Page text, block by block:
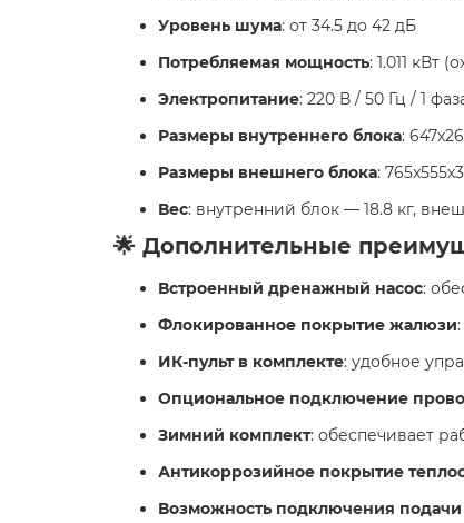
Уровень шума: от 34.5 до 42 дБ
Потребляемая мощность: 1.011 кВт
Электропитание: 220 В / 50 Гц / 1
Размеры внутреннего блока:
Размеры внешнего блока:
Вес: внутренний блок — 18.8 кг,
🌟 Дополнительные
Встроенный дренажный насос:
Флокированное покрытие жалюзи
ИК-пульт в комплекте: удобное
Опциональное подключение
Зимний комплект: обеспечивает
Антикоррозийное покрытие
Возможность подключения подачи